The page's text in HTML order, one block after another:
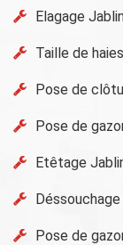
Elagage
Taille de
Pose de
Pose de
Etêtage
Pose de